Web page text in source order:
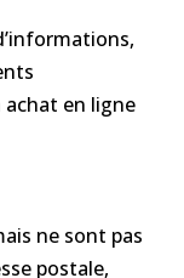
en ligne
ne sont pas
postale,